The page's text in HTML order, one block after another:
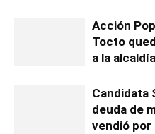
Acción
Tocto
a la
Candidata
deuda de
vendió